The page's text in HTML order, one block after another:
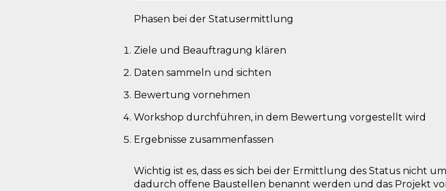
Phasen bei der Statusermittlung
Ziele und Beauftragung klären
Daten sammeln und sichten
Bewertung vornehmen
Workshop durchführen, in dem Bewertung vorgestellt wird
Ergebnisse zusammenfassen
Wichtig ist es, dass es sich bei der Ermittlung des Status nicht
dadurch offene Baustellen benannt werden und das Projekt